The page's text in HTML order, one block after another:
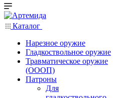
Каталог
Нарезное оружие
Гладкоствольное оружие
Травматическое оружие
(ОООП)
Патроны
Для